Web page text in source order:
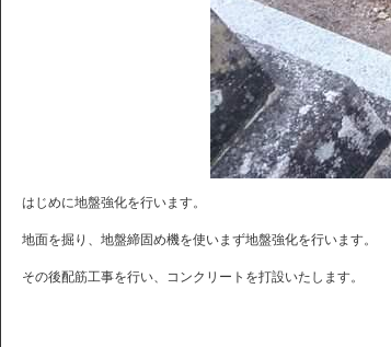
はじめに地盤強化を行います。
地面を掘り、地盤締固め機を使いまず地盤強化を行います。
その後配筋工事を行い、コンクリートを打設いたします。